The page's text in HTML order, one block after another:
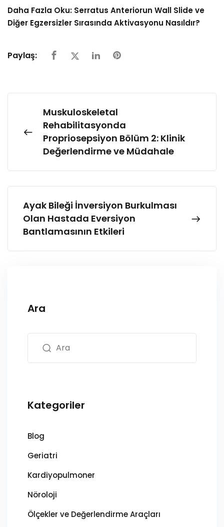
Daha Fazla Oku: Serratus Anteriorun Wall Slide ve
Diğer Egzersizler Sırasında Aktivasyonu Nasıldır?
Paylaş:
Muskuloskeletal
Rehabilitasyonda
Propriosepsiyon Bölüm 2: Klinik
Değerlendirme ve Müdahale
Ayak Bileği İnversiyon Burkulması
Olan Hastada Eversiyon
Bantlamasının Etkileri
Ara
Kategoriler
Blog
Geriatri
Kardiyopulmoner
Nöroloji
Ölçekler ve Değerlendirme Araçları